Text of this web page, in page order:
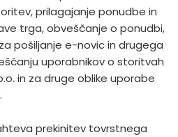
prilagajanje ponudbe in
trga, obveščanje o ponudbi,
pošiljanje e-novic in drugega
uporabnikov o storitvah
in za druge oblike uporabe
prekinitev tovrstnega